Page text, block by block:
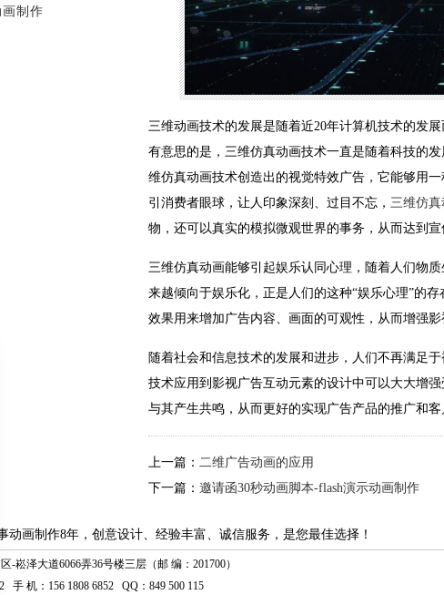
三维动画技术的发展是随着近20年计算机技术的发
有意思的是，三维仿真动画技术一直是随着科技的
维仿真动画技术创造出的视觉特效广告，它能够用
引消费者眼球，让人印象深刻、过目不忘， 三维仿
物，还可以真实的模拟微观世界的事务，从而达到宣
三维仿真动画能够引起娱乐认同心理，随着人们物
来越倾向于娱乐化，正是人们的这种“娱乐心理”的
效果用来增加广告内容、画面的可观性，从而增强影
随着社会和信息技术的发展和进步，人们不再满足
技术应用到影视广告互动元素的设计中可以大大增
与其产生共鸣，从而更好的实现广告产品的推广和客
上一篇： 二维广告动画的应用
下一篇： 邀请函30秒动画脚本-flash演示动画制作
制作
动画制作8年，创意设计、经验丰富、诚信服务，是您最佳选择！
-崧泽大道6066弄36号楼三层（邮 编：201700）
手 机：156 1808 6852 QQ：849 500 115